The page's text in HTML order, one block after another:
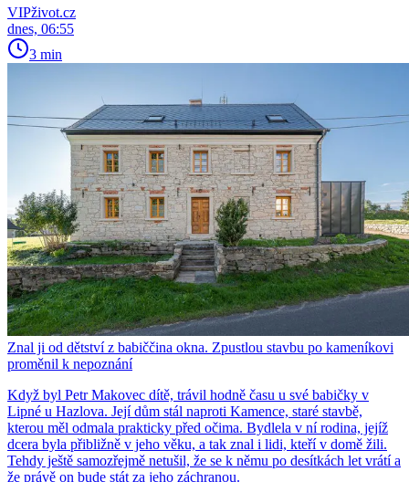
VIPživot.cz
dnes, 06:55
3 min
Znal ji od dětství z babiččina okna. Zpustlou stavbu po kameníkovi
proměnil k nepoznání
Když byl Petr Makovec dítě, trávil hodně času u své babičky v
Lipné u Hazlova. Její dům stál naproti Kamence, staré stavbě,
kterou měl odmala prakticky před očima. Bydlela v ní rodina, jejíž
dcera byla přibližně v jeho věku, a tak znal i lidi, kteří v domě žili.
Tehdy ještě samozřejmě netušil, že se k němu po desítkách let vrátí a
že právě on bude stát za jeho záchranou.